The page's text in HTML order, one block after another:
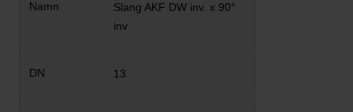
Slang AKF DW inv. x 90°
inv
13